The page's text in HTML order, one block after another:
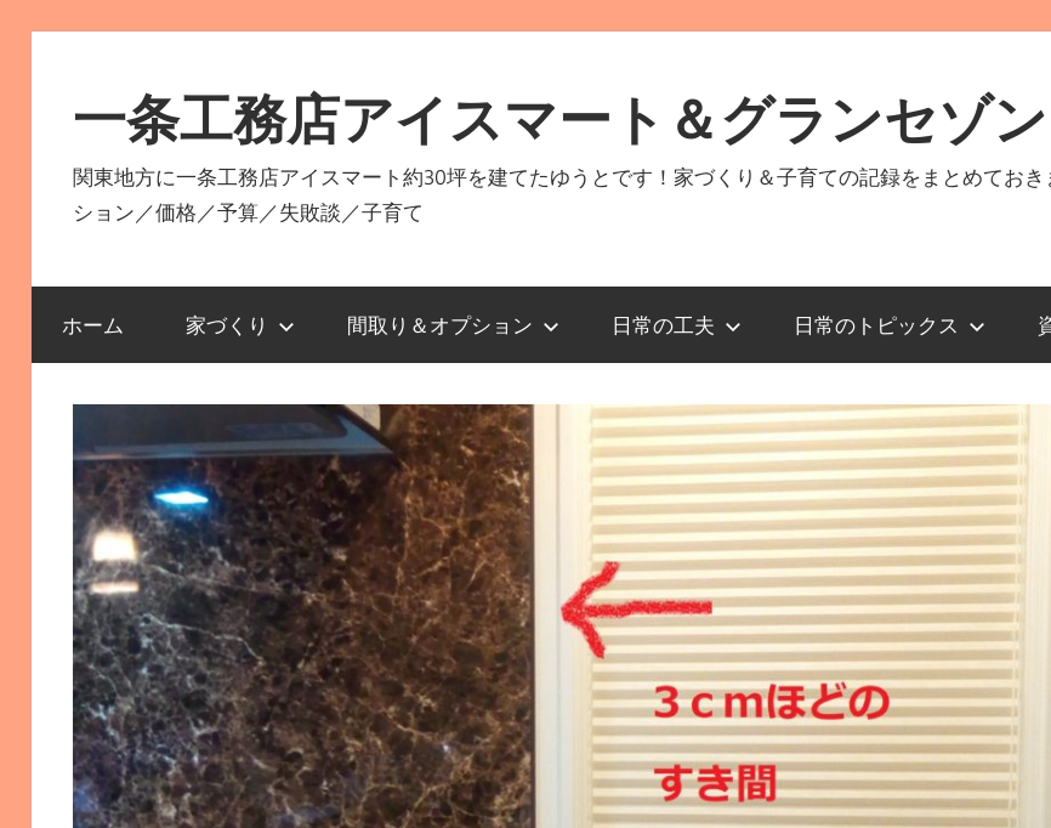
キ
プ
一条工務店アイスマート＆グランセゾ
関東地方に一条工務店アイスマート約30坪を建てたゆうとです！家づくり＆子育ての記録をまとめてお
ション／価格／予算／失敗談／子育て
ホーム 家づくり 間取り＆オプション 日常の工夫 日常のトピックス